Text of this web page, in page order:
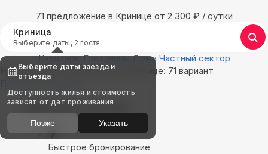
71 предложение в Кринице oт 2 300 ₽ / сутки
Криница
Выберите даты, 2 гостя
Квартиры Гостиницы Дома Частный сектор
Найдём, где остановиться в Кринице: 71 вариант
Показать на карте
Выбирайте лучшее
Быстрое бронирование
Выберите даты заезда и
отъезда
Доступность жилья и стоимость
зависят от дат проживания
Позже Указать